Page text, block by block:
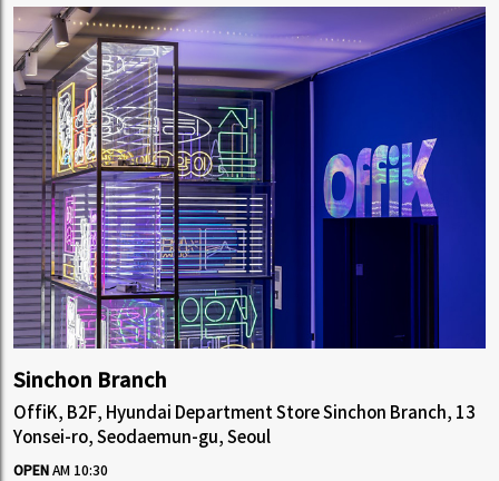
Sinchon Branch
OffiK, B2F, Hyundai Department Store Sinchon Branch, 13
Yonsei-ro, Seodaemun-gu, Seoul
OPEN AM 10:30